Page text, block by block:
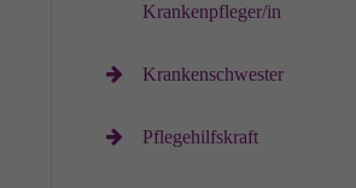
Krankenpfleger/in
Krankenschwester
Pflegehilfskraft